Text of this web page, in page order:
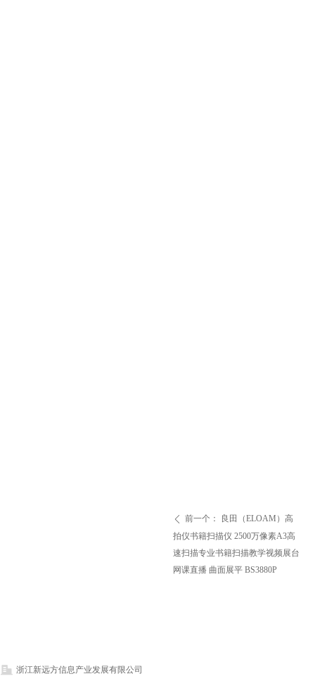
ꄴ 前一个：
良田（ELOAM）高
拍仪书籍扫描仪 2500万像素A3高
速扫描专业书籍扫描教学视频展台
网课直播 曲面展平 BS3880P
浙江新远方信息产业发展有限公司